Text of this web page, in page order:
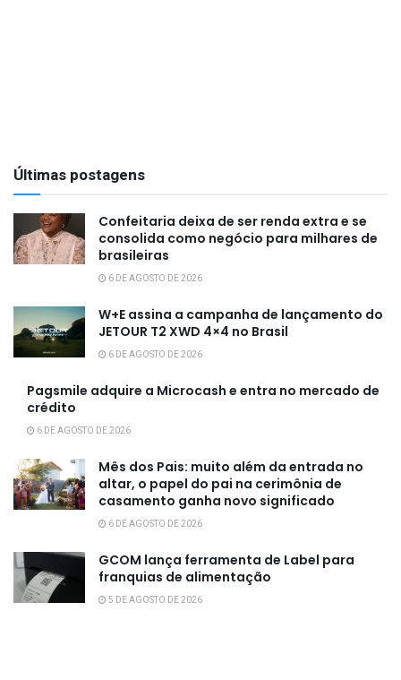
Últimas postagens
Confeitaria deixa de ser renda extra e se
consolida como negócio para milhares de
brasileiras
6 DE AGOSTO DE 2026
W+E assina a campanha de lançamento do
JETOUR T2 XWD 4×4 no Brasil
6 DE AGOSTO DE 2026
Pagsmile adquire a Microcash e entra no mercado de
crédito
6 DE AGOSTO DE 2026
Mês dos Pais: muito além da entrada no
altar, o papel do pai na cerimônia de
casamento ganha novo significado
6 DE AGOSTO DE 2026
GCOM lança ferramenta de Label para
franquias de alimentação
5 DE AGOSTO DE 2026